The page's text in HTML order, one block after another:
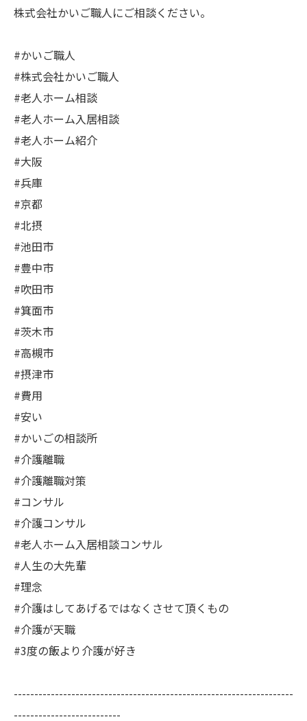
株式会社かいご職人にご相談ください。
#かいご職人
#株式会社かいご職人
#老人ホーム相談
#老人ホーム入居相談
#老人ホーム紹介
#大阪
#兵庫
#京都
#北摂
#池田市
#豊中市
#吹田市
#箕面市
#茨木市
#高槻市
#摂津市
#費用
#安い
#かいごの相談所
#介護離職
#介護離職対策
#コンサル
#介護コンサル
#老人ホーム入居相談コンサル
#人生の大先輩
#理念
#介護はしてあげるではなくさせて頂くもの
#介護が天職
#3度の飯より介護が好き
--------------------------------------------------------------------
--------------------------